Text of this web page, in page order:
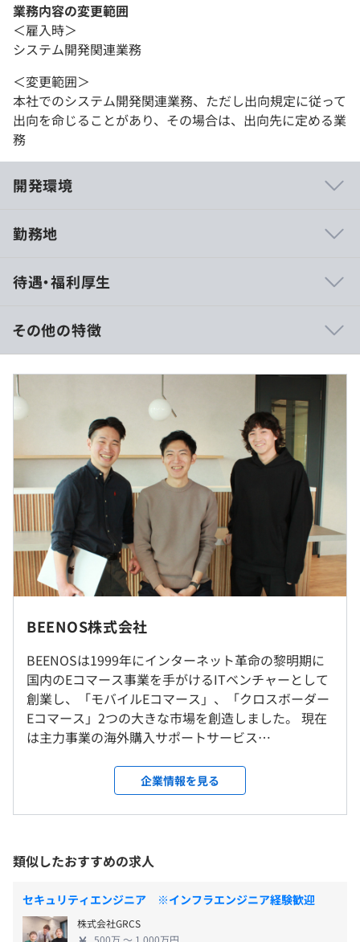
業務内容の変更範囲
＜雇入時＞
システム開発関連業務
＜変更範囲＞
本社でのシステム開発関連業務、ただし出向規定に従って
出向を命じることがあり、その場合は、出向先に定める業
務
開発環境
・半期ごとの目標設定、振返りによる評価を行っていま
・主な評価項目としては「能力」と「成果」です。そこに
市場価値も検討しながら、役員を含め人事やマネジメント
層で評価会議を実施しています。
勤務地
東京本社もしくはその他会社が定める場所その他会社が定
める場所での勤務となります。
就業場所の変更範囲
＜雇入時＞
東京本社、および自宅
＜変更範囲＞
会社の定める場所（テレワークを行う場所を含む）
受動喫煙防止措置に関する事項
【本社】
JR線 五反田駅より徒歩5分
待遇・福利厚生
■賃金形態：年俸制（12分割）
月給 58.8万円〜79.8万円以上
賃金の決定方法：当社規定により決定いたします。
■専門裁量労働制又は、フレックスタイム制（コアタイム
10：00～15：00）
・裁量労働制の場合
- 1日あたりのみなし労働時間：8時間30分
・フレックスタイム制の場合
- 1日の標準労働時間：7時間30分
- 20時間のみなし残業代あり
時間外労働手当：清算期間における総労働時間の総枠を超
えて勤務した労働に対して支給する
■その他：児童手当、交通費（上限5万円）支給あり
（※想定年収は年収提示額を保証するものではありません）
- 1日あたりのみなし労働時間：8時間30分
- 1日の標準労働時間：7時間30分
- 20時間のみなし残業代あり
その他の特徴
BEENOS株式会社
BEENOSは1999年にインターネット革命の黎明期に
国内のEコマース事業を手がけるITベンチャーとして
創業し、「モバイルEコマース」、「クロスボーダー
Eコマース」2つの大きな市場を創造しました。 現在
は主力事業の海外購入サポートサービス
大しており、グローバル年間流通総額は1,000億円を
超え、業界No.1まで成長しています。
企業情報を見る
類似したおすすめの求人
セキュリティエンジニア ※インフラエンジニア経験歓迎
株式会社GRCS